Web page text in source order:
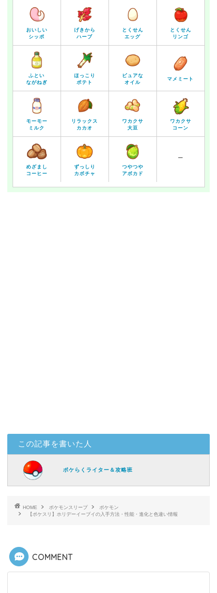
おいしい
シッポ
げきから
ハーブ
とくせん
エッグ
とくせん
リンゴ
ふとい
ながねぎ
ほっこり
ポテト
ピュアな
オイル
マメミート
モーモー
ミルク
リラックス
カカオ
ワカクサ
大豆
ワカクサ
コーン
めざまし
コーヒー
ずっしり
カボチャ
つやつや
アボカド
ー
この記事を書いた人
ポケらくライター＆攻略班
HOME ポケモンスリープ
ポケモン
【ポケスリ】ホリデーイーブイの入手方法・性能・進化と色違い情報
COMMENT